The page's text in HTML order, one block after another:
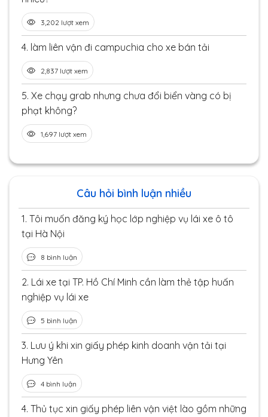
3,202 lượt xem
4. làm liên vận đi campuchia cho xe bán tải
2,837 lượt xem
5. Xe chạy grab nhưng chưa đổi biển vàng có bị
phạt không?
1,697 lượt xem
Câu hỏi bình luận nhiều
1. Tôi muốn đăng ký học lớp nghiệp vụ lái xe ô tô
tại Hà Nội
8 bình luận
2. Lái xe tại TP. Hồ Chí Minh cần làm thẻ tập huấn
nghiệp vụ lái xe
5 bình luận
3. Lưu ý khi xin giấy phép kinh doanh vận tải tại
Hưng Yên
4 bình luận
4. Thủ tục xin giấy phép liên vận việt lào gồm những